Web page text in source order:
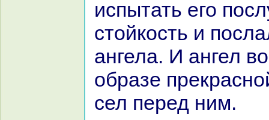
испытать его
стойкoсть и
ангела. И ангел
обpaзе
сел перед ним.